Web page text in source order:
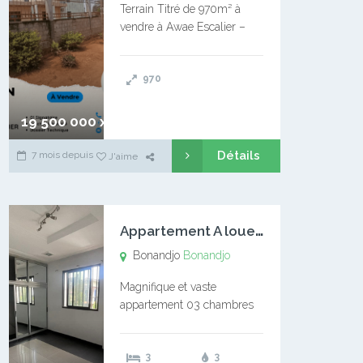
19 500 000 xaf
Terrain Titré de 970m² à
vendre à Awae Escalier –
l’Université Catholique –
970
7 mois depuis J'aime Détails
A
ppartement A louer Bonandjo
Bonandjo Bonandjo
Magnifique et vaste
appartement 03 chambres
douches 01 vaste salon 01
3 3